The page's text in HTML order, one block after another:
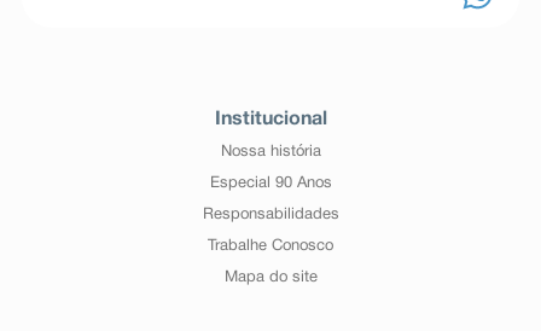
Institucional
Nossa história
Especial 90 Anos
Responsabilidades
Trabalhe Conosco
Mapa do site